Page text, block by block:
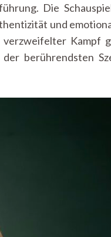
Die
und
Kampf
berührendsten